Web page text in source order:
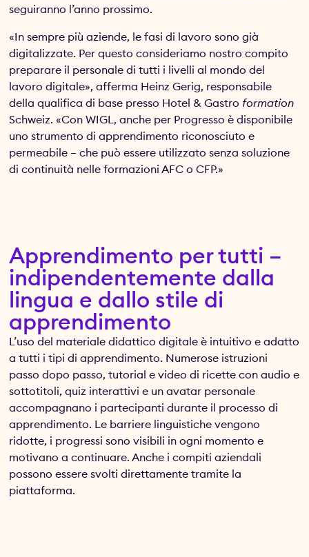
seguiranno l’anno prossimo.
«In sempre più aziende, le fasi di lavoro sono già
digitalizzate. Per questo consideriamo nostro compito
preparare il personale di tutti i livelli al mondo del
lavoro digitale», afferma Heinz Gerig, responsabile
della qualifica di base presso Hotel & Gastro formation
Schweiz. «Con WIGL, anche per Progresso è disponibile
uno strumento di apprendimento riconosciuto e
permeabile – che può essere utilizzato senza soluzione
di continuità nelle formazioni AFC o CFP.»
Apprendimento per tutti –
indipendentemente dalla
lingua e dallo stile di
apprendimento
L’uso del materiale didattico digitale è intuitivo e adatto
a tutti i tipi di apprendimento. Numerose istruzioni
passo dopo passo, tutorial e video di ricette con audio e
sottotitoli, quiz interattivi e un avatar personale
accompagnano i partecipanti durante il processo di
apprendimento. Le barriere linguistiche vengono
ridotte, i progressi sono visibili in ogni momento e
motivano a continuare. Anche i compiti aziendali
possono essere svolti direttamente tramite la
piattaforma.